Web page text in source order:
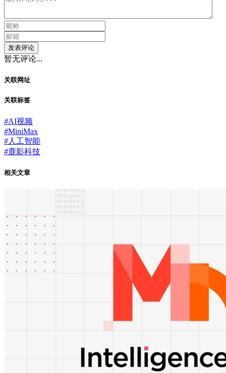
发表评论
暂无评论...
关联网址
关联标签
#AI视频
#MiniMax
#人工智能
#鹿影科技
相关文章